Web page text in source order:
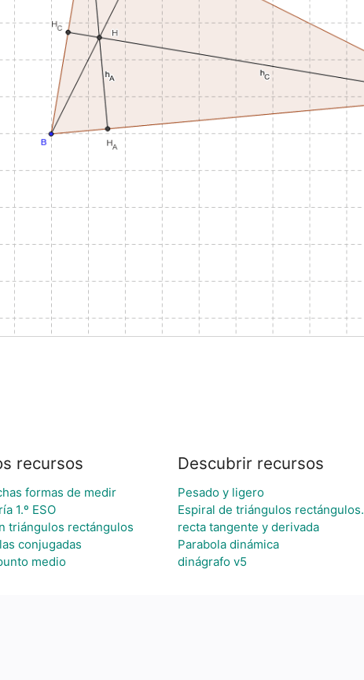
recursos
formas de medir
1.º ESO
triángulos rectángulos
conjugadas
medio
Descubrir recursos
Pesado y ligero
Espiral de triángulos rectángulos.
recta tangente y derivada
Parabola dinámica
dinágrafo v5